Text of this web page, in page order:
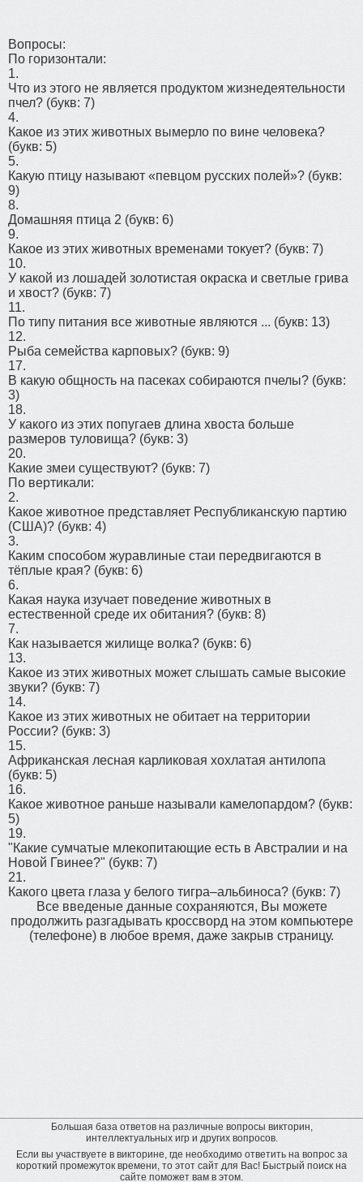
Вопросы:
По горизонтали:
1.
Что из этого не является продуктом жизнедеятельности
пчел? (букв: 7)
4.
Какое из этих животных вымерло по вине человека?
(букв: 5)
5.
Какую птицу называют «певцом русских полей»? (букв:
9)
8.
Домашняя птица 2 (букв: 6)
9.
Какое из этих животных временами токует? (букв: 7)
10.
У какой из лошадей золотистая окраска и светлые грива
и хвост? (букв: 7)
11.
По типу питания все животные являются ... (букв: 13)
12.
Рыба семейства карповых? (букв: 9)
17.
В какую общность на пасеках собираются пчелы? (букв:
3)
18.
У какого из этих попугаев длина хвоста больше
размеров туловища? (букв: 3)
20.
Какие змеи существуют? (букв: 7)
По вертикали:
2.
Какое животное представляет Республиканскую партию
(США)? (букв: 4)
3.
Каким способом журавлиные стаи передвигаются в
тёплые края? (букв: 6)
6.
Какая наука изучает поведение животных в
естественной среде их обитания? (букв: 8)
7.
Как называется жилище волка? (букв: 6)
13.
Какое из этих животных может слышать самые высокие
звуки? (букв: 7)
14.
Какое из этих животных не обитает на территории
России? (букв: 3)
15.
Африканская лесная карликовая хохлатая антилопа
(букв: 5)
16.
Какое животное раньше называли камелопардом? (букв:
5)
19.
"Какие сумчатые млекопитающие есть в Австралии и на
Новой Гвинее?" (букв: 7)
21.
Какого цвета глаза у белого тигра–альбиноса? (букв: 7)
Все введеные данные сохраняются, Вы можете
продолжить разгадывать кроссворд на этом компьютере
(телефоне) в любое время, даже закрыв страницу.
Большая база ответов на различные вопросы викторин,
интеллектуальных игр и других вопросов.
Если вы участвуете в викторине, где необходимо ответить на вопрос за
короткий промежуток времени, то этот сайт для Вас! Быстрый поиск на
сайте поможет вам в этом.